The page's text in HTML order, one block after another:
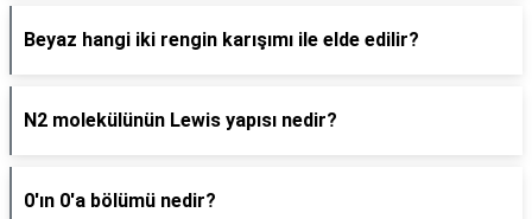
Beyaz hangi iki rengin karışımı ile elde edilir?
N2 molekülünün Lewis yapısı nedir?
0'ın 0'a bölümü nedir?